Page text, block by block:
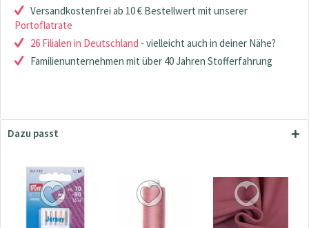
Versandkostenfrei ab 10 € Bestellwert mit unserer
Portoflatrate
26 Filialen in Deutschland - vielleicht auch in deiner Nähe?
Familienunternehmen mit über 40 Jahren Stofferfahrung
Dazu passt